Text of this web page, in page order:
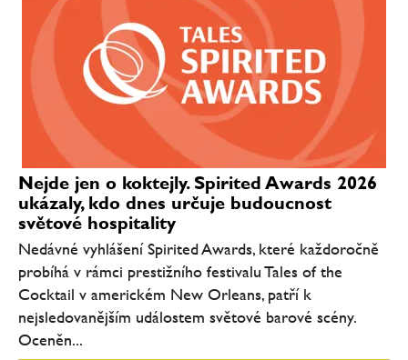
Nejde jen o koktejly. Spirited Awards 2026
ukázaly, kdo dnes určuje budoucnost
světové hospitality
Nedávné vyhlášení Spirited Awards, které každoročně
probíhá v rámci prestižního festivalu Tales of the
Cocktail v americkém New Orleans, patří k
nejsledovanějším událostem světové barové scény.
Oceněn...